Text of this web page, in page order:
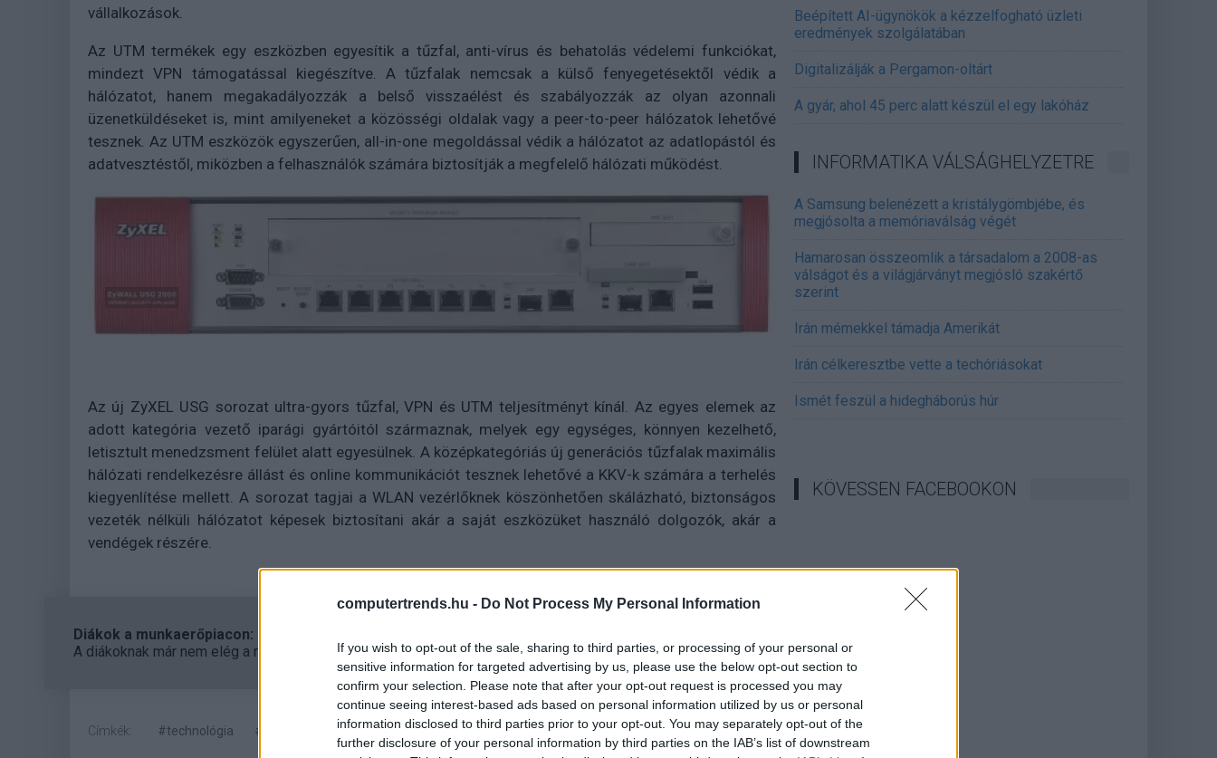
computertrends.hu - Do Not Process My Personal Information
If you wish to opt-out of the sale, sharing to third parties, or processing of your personal or
sensitive information for targeted advertising by us, please use the below opt-out section to
confirm your selection. Please note that after your opt-out request is processed you may
continue seeing interest-based ads based on personal information utilized by us or personal
information disclosed to third parties prior to your opt-out. You may separately opt-out of the
further disclosure of your personal information by third parties on the IAB’s list of downstream
vállalkozások.
Az UTM termékek egy eszközben egyesítik a tűzfal, anti-vírus és behatolás védelemi funkciókat,
mindezt VPN támogatással kiegészítve. A tűzfalak nemcsak a külső fenyegetésektől védik a
hálózatot, hanem megakadályozzák a belső visszaélést és szabályozzák az olyan azonnali
üzenetküldéseket is, mint amilyeneket a közösségi oldalak vagy a peer-to-peer hálózatok lehetővé
tesznek. Az UTM eszközök egyszerűen, all-in-one megoldással védik a hálózatot az adatlopástól és
adatvesztéstől, miközben a felhasználók számára biztosítják a megfelelő hálózati működést.
Az új ZyXEL USG sorozat ultra-gyors tűzfal, VPN és UTM teljesítményt kínál. Az egyes elemek az
adott kategória vezető iparági gyártóitól származnak, melyek egy egységes, könnyen kezelhető,
letisztult menedzsment felület alatt egyesülnek. A középkategóriás új generációs tűzfalak maximális
hálózati rendelkezésre állást és online kommunikációt tesznek lehetővé a KKV-k számára a terhelés
kiegyenlítése mellett. A sorozat tagjai a WLAN vezérlőknek köszönhetően skálázható, biztonságos
vezeték nélküli hálózatot képesek biztosítani akár a saját eszközüket használó dolgozók, akár a
vendégek részére.
Diákok a munkaerőpiacon: Így formálják a 2026-os trendeket a fiatalok elvárásai (X)
A diákoknak már nem elég a magas órabér, rugalmasságot is várnak.
Címkék: #technológia #zyxel #utm #tűzfal #3g #szélessáv #távközlés
Beépített AI-ügynökök a kézzelfogható üzleti
eredmények szolgálatában
Digitalizálják a Pergamon-oltárt
A gyár, ahol 45 perc alatt készül el egy lakóház
INFORMATIKA VÁLSÁGHELYZETRE
A Samsung belenézett a kristálygömbjébe, és
megjósolta a memóriaválság végét
Hamarosan összeomlik a társadalom a 2008-as
válságot és a világjárványt megjósló szakértő
szerint
Irán mémekkel támadja Amerikát
Irán célkeresztbe vette a techóriásokat
Ismét feszül a hidegháborús húr
KÖVESSEN FACEBOOKON